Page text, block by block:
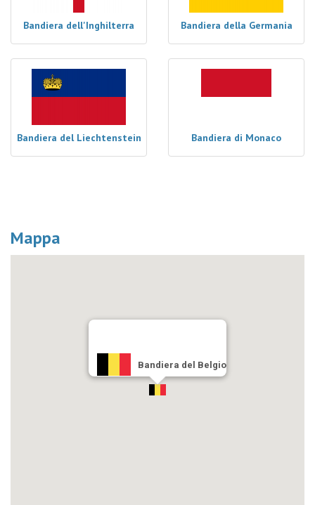
Bandiera dell'Inghilterra Bandiera della Germania
Bandiera del Liechtenstein Bandiera di Monaco
Mappa
Bandiera del Belgio